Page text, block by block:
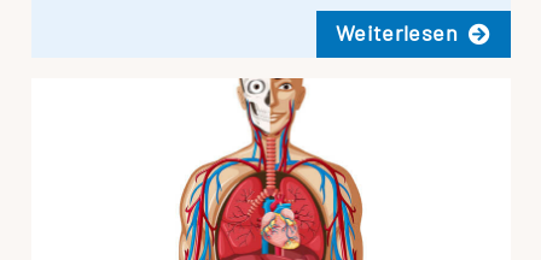
Wei­ter­le­sen